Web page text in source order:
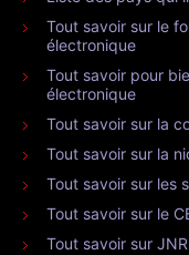
Tout savoir sur le
électronique
Tout savoir pour
électronique
Tout savoir sur la
Tout savoir sur la
Tout savoir sur les
Tout savoir sur le
Tout savoir sur JNR